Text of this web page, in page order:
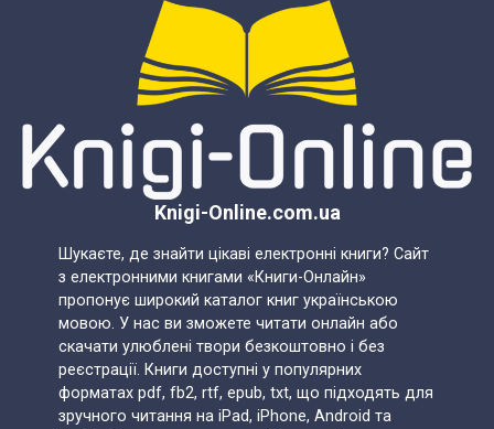
Knigi-Online.com.ua
Шукаєте, де знайти цікаві електронні книги? Сайт
з електронними книгами «Книги-Онлайн»
пропонує широкий каталог книг українською
мовою. У нас ви зможете читати онлайн або
скачати улюблені твори безкоштовно і без
реєстрації. Книги доступні у популярних
форматах pdf, fb2, rtf, epub, txt, що підходять для
зручного читання на iPad, iPhone, Android та